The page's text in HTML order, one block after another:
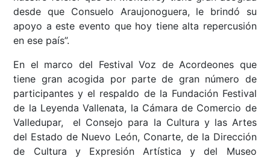
desde que Consuelo Araujonoguera, le brindó su
apoyo a este evento que hoy tiene alta repercusión
en ese país”.
En el marco del Festival Voz de Acordeones que
tiene gran acogida por parte de gran número de
participantes y el respaldo de la Fundación Festival
de la Leyenda Vallenata, la Cámara de Comercio de
Valledupar, el Consejo para la Cultura y las Artes
del Estado de Nuevo León, Conarte, de la Dirección
de Cultura y Expresión Artística y del Museo